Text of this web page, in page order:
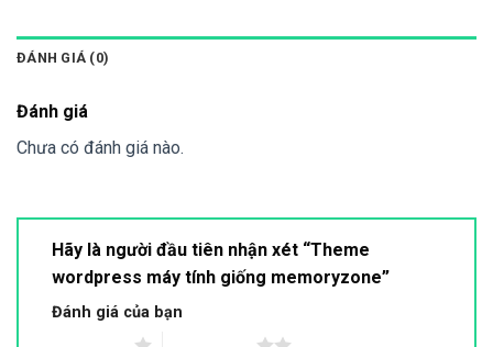
ĐÁNH GIÁ (0)
Đánh giá
Chưa có đánh giá nào.
Hãy là người đầu tiên nhận xét “Theme
wordpress máy tính giống memoryzone”
Đánh giá của bạn